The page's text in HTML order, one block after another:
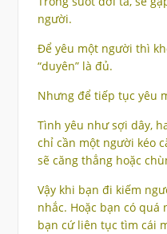
người.
Để yêu một người thì
“duyên” là đủ.
Nhưng để tiếp tục yêu
Tình yêu như sợi dây,
chỉ cần một người kéo
sẽ căng thẳng hoặc
Vậy khi bạn đi kiếm
nhắc. Hoặc bạn có quá
bạn cứ liên tục tìm cái